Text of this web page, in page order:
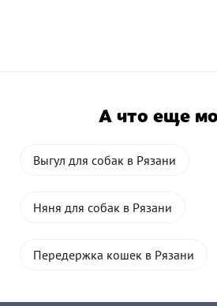
А что еще
Выгул для собак в Рязани
Няня для собак в Рязани
Передержка кошек в Рязани